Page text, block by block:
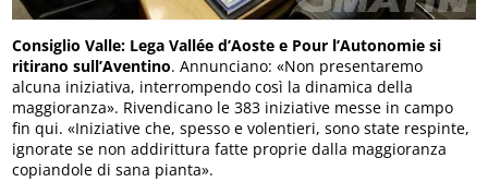
Consiglio Valle: Lega Vallée d’Aoste e Pour l’Autonomie si
ritirano sull’Aventino. Annunciano: «Non presentaremo
alcuna iniziativa, interrompendo così la dinamica della
maggioranza». Rivendicano le 383 iniziative messe in campo
fin qui. «Iniziative che, spesso e volentieri, sono state respinte,
ignorate se non addirittura fatte proprie dalla maggioranza
copiandole di sana pianta».